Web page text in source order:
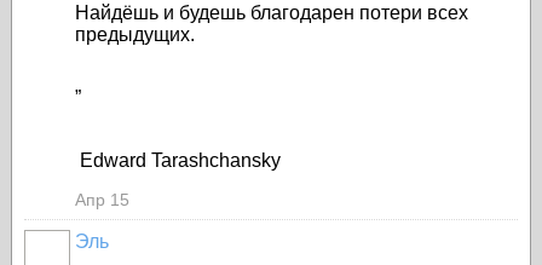
Найдёшь и будешь благодарен потери всех
предыдущих.
”
Edward Tarashchansky
Апр 15
Эль